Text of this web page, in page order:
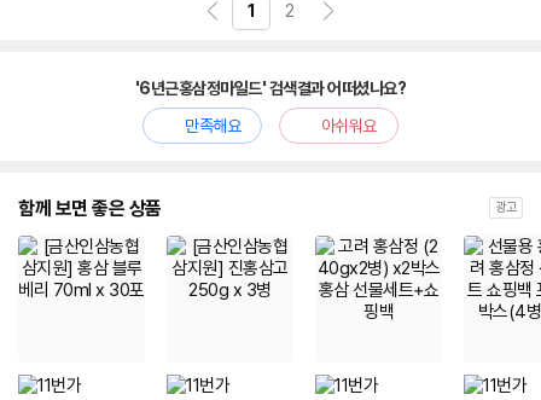
1 2
'6년근홍삼정마일드' 검색결과 어떠셨나요?
만족해요
아쉬워요
함께 보면 좋은 상품 광고